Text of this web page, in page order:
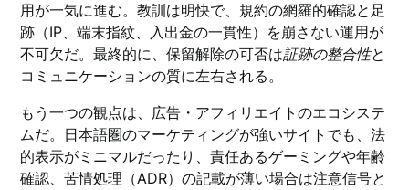
用が一気に進む。教訓は明快で、規約の網羅的確認と足
跡（IP、端末指紋、入出金の一貫性）を崩さない運用が
不可欠だ。最終的に、保留解除の可否は証跡の整合性と
コミュニケーションの質に左右される。
もう一つの観点は、広告・アフィリエイトのエコシステ
ムだ。日本語圏のマーケティングが強いサイトでも、法
的表示がミニマルだったり、責任あるゲーミングや年齢
確認、苦情処理（ADR）の記載が薄い場合は注意信号と